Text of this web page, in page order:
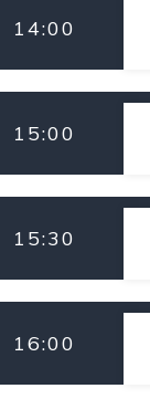
14:00
15:00
15:30
16:00